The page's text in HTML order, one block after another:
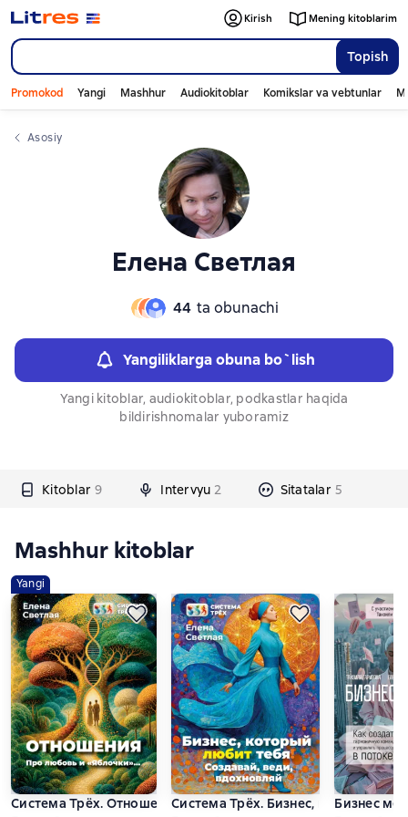
Topish
Kirish Mening kitoblarim
Promokod Yangi Mashhur Audiokitoblar Komikslar va vebtunlar
Asosiy
Елена Светлая
44 ta obunachi
Yangiliklarga obuna bo`lish
Yangi kitoblar, audiokitoblar, podkastlar haqida
bildirishnomalar yuboramiz
Kitoblar 9 Intervyu 2 Sitatalar 5
Слайдер с книгами
Mashhur kitoblar
Yangi
Система Трёх. Отношения. Про любовь и «Яблочки»…
Система Трёх. Бизнес, который
Бизнес